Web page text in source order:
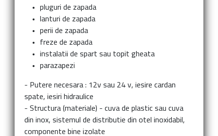
pluguri de zapada
lanturi de zapada
perii de zapada
freze de zapada
instalatii de spart sau topit gheata
parazapezi
- Putere necesara : 12v sau 24 v, iesire cardan
spate, iesiri hidraulice
- Structura (materiale) - cuva de plastic sau cuva
din inox, sistemul de distributie din otel inoxidabil,
componente bine izolate